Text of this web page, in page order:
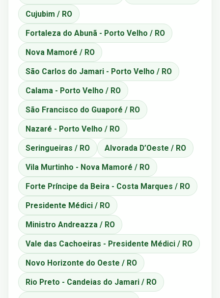
Cujubim / RO
Fortaleza do Abunã - Porto Velho / RO
Nova Mamoré / RO
São Carlos do Jamari - Porto Velho / RO
Calama - Porto Velho / RO
São Francisco do Guaporé / RO
Nazaré - Porto Velho / RO
Seringueiras / RO Alvorada D’Oeste / RO
Vila Murtinho - Nova Mamoré / RO
Forte Príncipe da Beira - Costa Marques / RO
Presidente Médici / RO
Ministro Andreazza / RO
Vale das Cachoeiras - Presidente Médici / RO
Novo Horizonte do Oeste / RO
Rio Preto - Candeias do Jamari / RO